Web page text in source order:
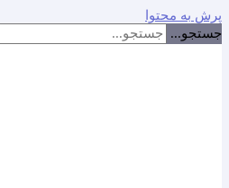
پرش به محتوا
جستجو...